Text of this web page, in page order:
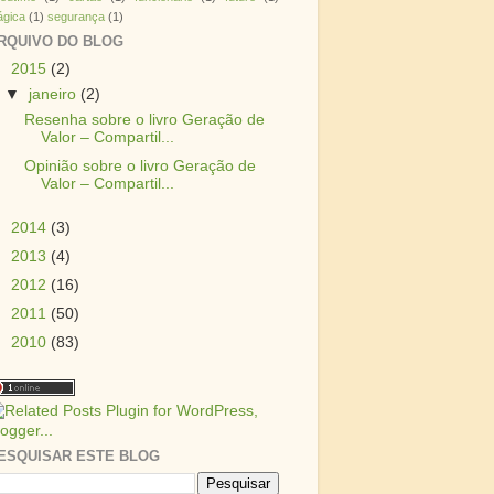
(1) segurança (1)
DO BLOG
2015 (2)
▼ janeiro (2)
Resenha sobre o livro Geração de
Valor – Compartil...
Opinião sobre o livro Geração de
Valor – Compartil...
2014 (3)
2013 (4)
2012 (16)
2011 (50)
2010 (83)
ESTE BLOG